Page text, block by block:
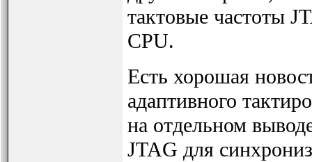
тактовые частоты
CPU.
Есть хорошая
адаптивного
на отдельном
JTAG для